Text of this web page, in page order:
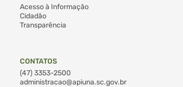
Acesso à Informação
Cidadão
Transparência
CONTATOS
(47) 3353-2500
administracao@apiuna.sc.gov.br